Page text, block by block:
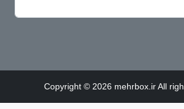
Copyright © 2026 mehrbox.ir All